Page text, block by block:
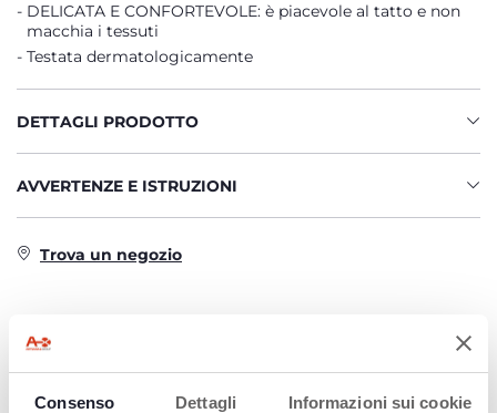
Consenso Dettagli Informazioni sui cookie
DELICATA E CONFORTEVOLE: è piacevole al tatto e non
macchia i tessuti
Testata dermatologicamente
DETTAGLI PRODOTTO
AVVERTENZE E ISTRUZIONI
Trova un negozio
INTERESSARTI